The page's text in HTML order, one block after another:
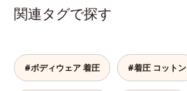
素材やオルビス独自の形状設計によ
り、足への負担が少ない着圧ケアを
関連タグで探す
#ボディウェア 着圧 #着圧 コットン